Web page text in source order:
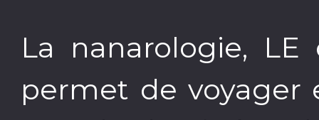
La nanarologie,
permet de voyager